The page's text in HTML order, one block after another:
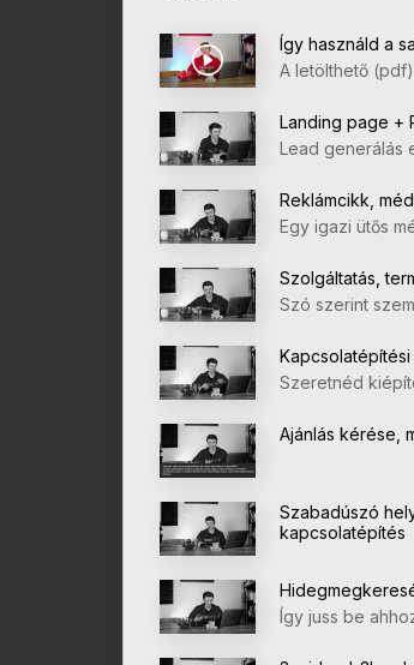
Így használd a
A letölthető
Landing page +
Lead generálás
Reklámcikk,
Egy igazi ütős
Szolgáltatás,
Szó szerint
Kapcsolatépítési
Szeretnéd
Ajánlás kérése,
Szabadúszó
kapcsolatépítés
Így juss be